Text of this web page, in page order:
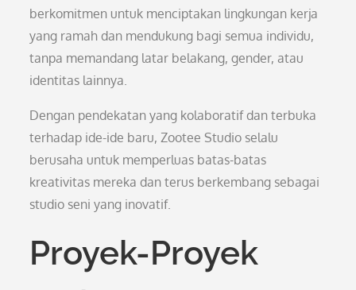
berkomitmen untuk menciptakan lingkungan kerja
yang ramah dan mendukung bagi semua individu,
tanpa memandang latar belakang, gender, atau
identitas lainnya.
Dengan pendekatan yang kolaboratif dan terbuka
terhadap ide-ide baru, Zootee Studio selalu
berusaha untuk memperluas batas-batas
kreativitas mereka dan terus berkembang sebagai
studio seni yang inovatif.
Proyek-Proyek